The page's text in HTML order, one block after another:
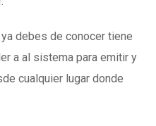
debes de conocer tiene
a al sistema para emitir y
cualquier lugar donde